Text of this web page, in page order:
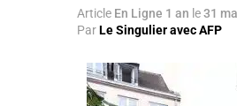
Article En Ligne 1 an le31
ParLe Singulier avec AFP